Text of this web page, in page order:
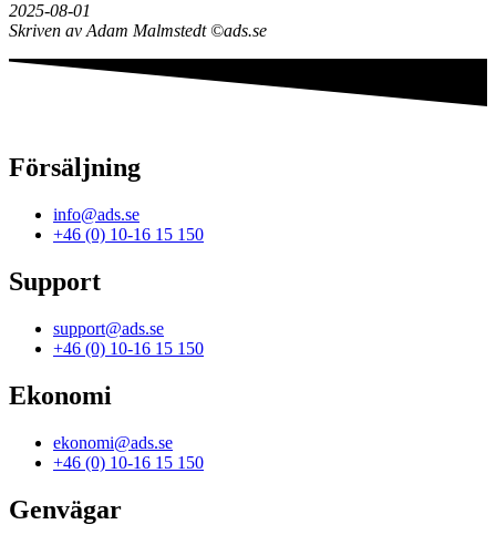
2025-08-01
Skriven av Adam Malmstedt ©ads.se
Försäljning
info@ads.se
+46 (0) 10-16 15 150
Support
support@ads.se
+46 (0) 10-16 15 150
Ekonomi
ekonomi@ads.se
+46 (0) 10-16 15 150
Genvägar